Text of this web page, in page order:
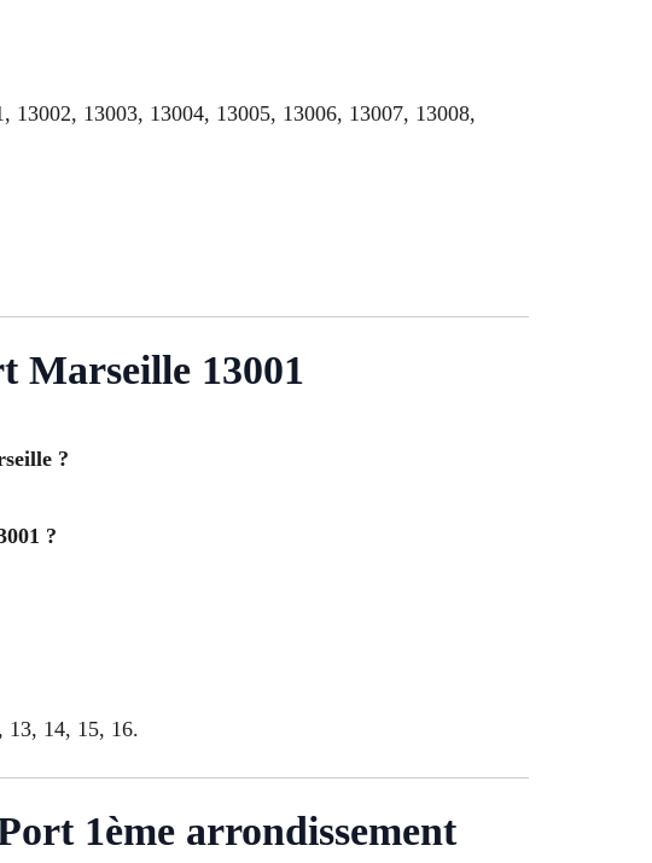
13003, 13004, 13005, 13006, 13007, 13008,
Marseille 13001
?
?
13, 14, 15, 16.
1ème arrondissement